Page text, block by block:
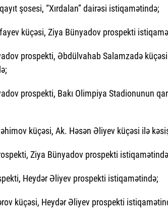
şosesi, “Xırdalan” dairəsi istiqamətində;
küçəsi, Ziya Bünyadov prospekti
prospekti, Əbdülvahab Salamzadə
prospekti, Bakı Olimpiya Stadionunun
küçəsi, Ak. Həsən Əliyev küçəsi ilə
Ziya Bünyadov prospekti
Heydər Əliyev prospekti istiqamətində;
küçəsi, Heydər Əliyev prospekti